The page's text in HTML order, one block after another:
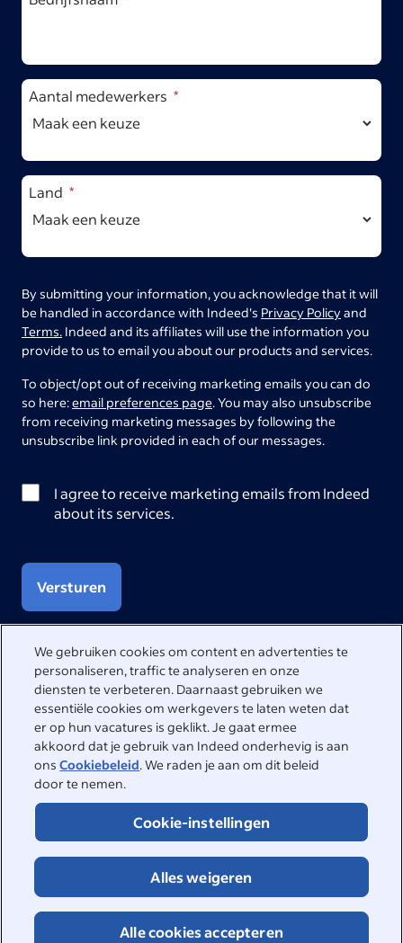
We gebruiken cookies om content en advertenties te
personaliseren, traffic te analyseren en onze
diensten te verbeteren. Daarnaast gebruiken we
essentiële cookies om werkgevers te laten weten dat
er op hun vacatures is geklikt. Je gaat ermee
akkoord dat je gebruik van Indeed onderhevig is aan
onsCookiebeleid. We raden je aan om dit beleid
door te nemen.
Cookie-instellingen
Alles weigeren
Alle cookies accepteren
Aantal medewerkers
Land
By submitting your information, you acknowledge that it will
be handled in accordance with Indeed's Privacy Policyand
Terms. Indeed and its affiliates will use the information you
provide to us to email you about our products and services.
To object/opt out of receiving marketing emails you can do
so here:email preferences page. You may also unsubscribe
from receiving marketing messages by following the
unsubscribe link provided in each of our messages.
I agree to receive marketing emails from Indeed
about its services.
Versturen
We helpen je graag
Bezoek het Helpcenter voor antwoorden op veelgestelde
vragen of neem rechtstreeks contact met ons op.
Helpcenter
Contact opnemen